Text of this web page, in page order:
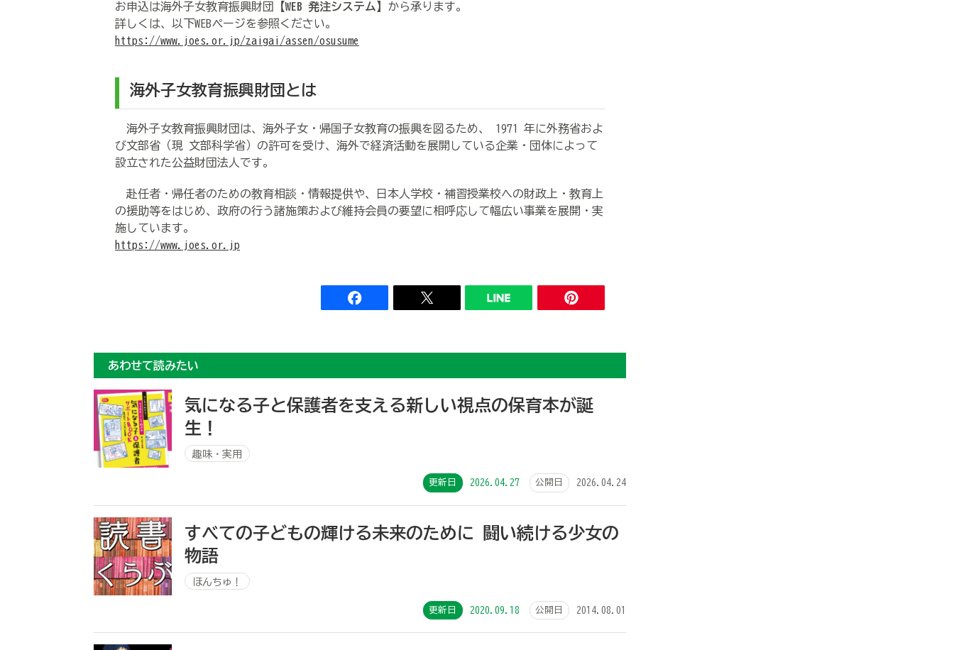
お申込は海外子女教育振興財団
【WEB 発注システム】 から承ります。
詳しくは、以下WEBページを参照ください。
https://www.joes.or.jp/zaigai/assen/osusume
海外子女教育振興財団とは
海外子女教育振興財団は、海外子女・帰国子女教育の振興を図るため、 1971 年に外務省およ
び文部省（現 文部科学省）の許可を受け、海外で経済活動を展開している企業・団体によって
設立された公益財団法人です。
赴任者・帰任者のための教育相談・情報提供や、日本人学校・補習授業校への財政上・教育上
の援助等をはじめ、政府の行う諸施策および維持会員の要望に相呼応して幅広い事業を展開・実
施しています。
https://www.joes.or.jp
あわせて読みたい
気になる子と保護者を支える新しい視点の保育本が誕
生！
趣味・実用
更新日 2026.04.27 公開日 2026.04.24
すべての子どもの輝ける未来のために 闘い続ける少女の
物語
ほんちゅ！
更新日 2020.09.18 公開日 2014.08.01